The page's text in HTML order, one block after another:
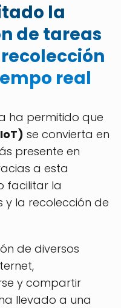
la
de tareas
real
ha permitido que
se convierta en
presente en
a esta
facilitar la
la recolección de
de diversos
y compartir
llevado a una